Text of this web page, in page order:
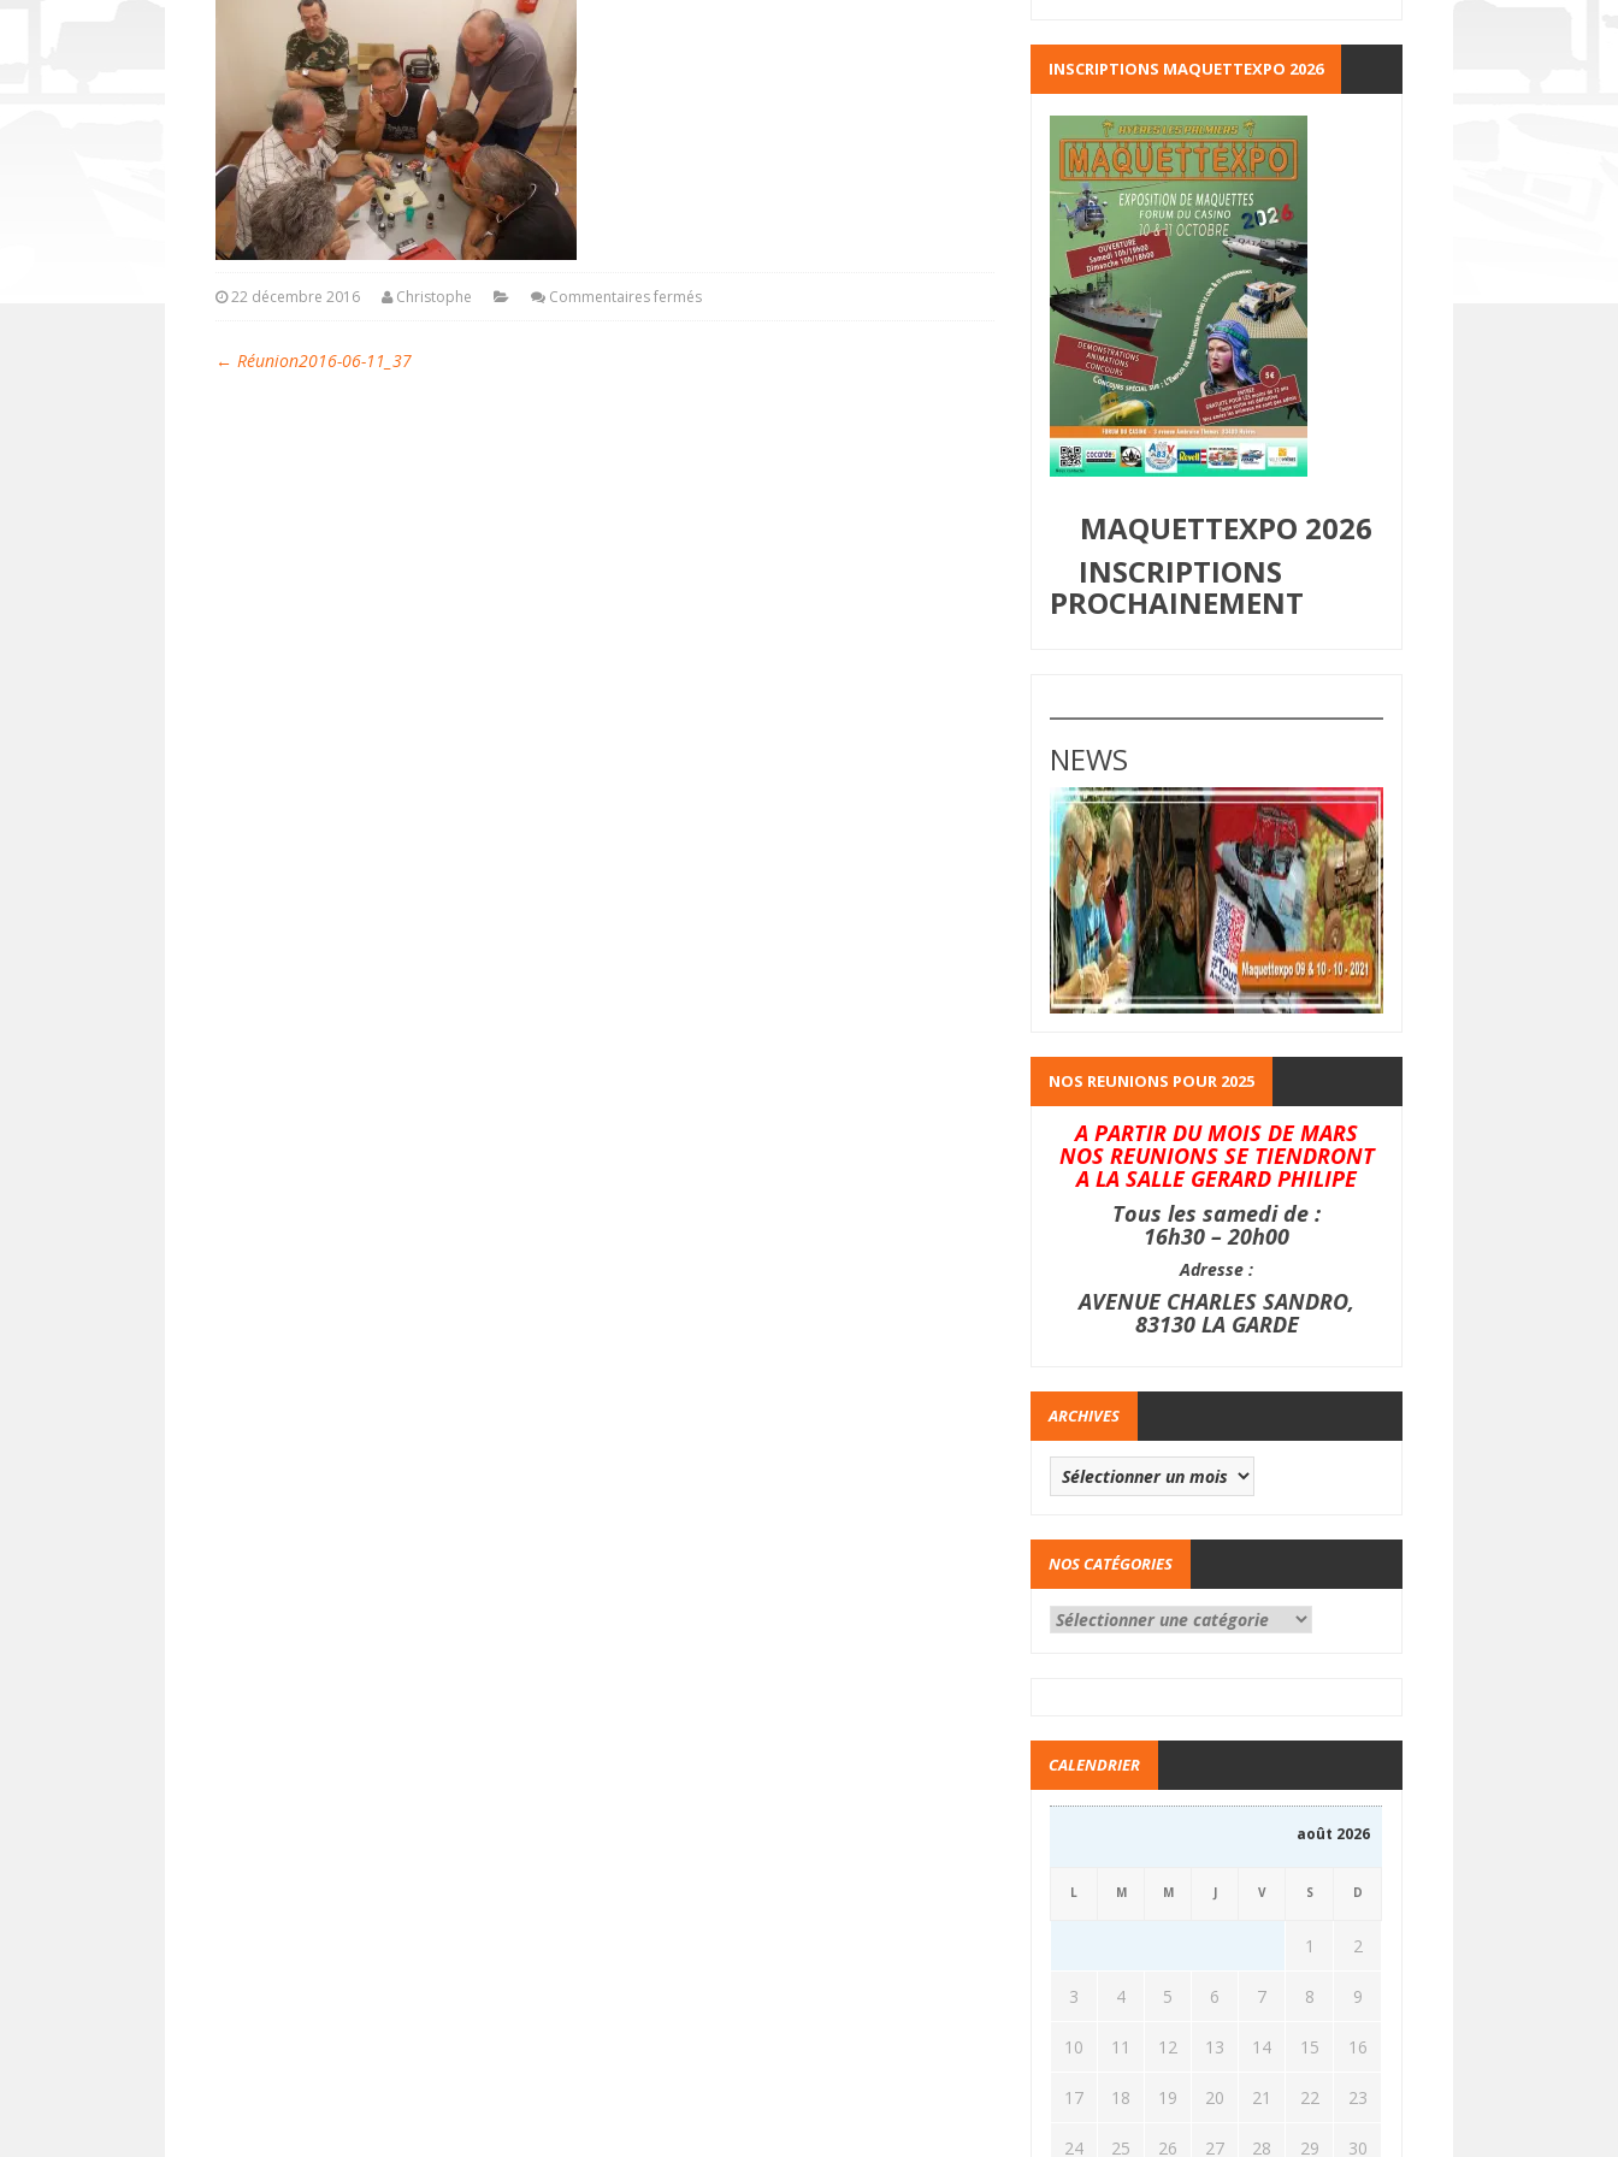
22 décembre 2016 Christophe Commentaires fermés
← Réunion2016-06-11_37
INSCRIPTIONS MAQUETTEXPO 2026
MAQUETTEXPO 2026
INSCRIPTIONS
PROCHAINEMENT
NEWS
NOS REUNIONS POUR 2025
A PARTIR DU MOIS DE MARS
NOS REUNIONS SE TIENDRONT
A LA SALLE GERARD PHILIPE
Tous les samedi de :
16h30 – 20h00
Adresse :
AVENUE CHARLES SANDRO,
83130 LA GARDE
ARCHIVES
NOS CATÉGORIES
CALENDRIER
août 2026
L M M J V S D
1 2
3 4 5 6 7 8 9
10 11 12 13 14 15 16
17 18 19 20 21 22 23
24 25 26 27 28 29 30